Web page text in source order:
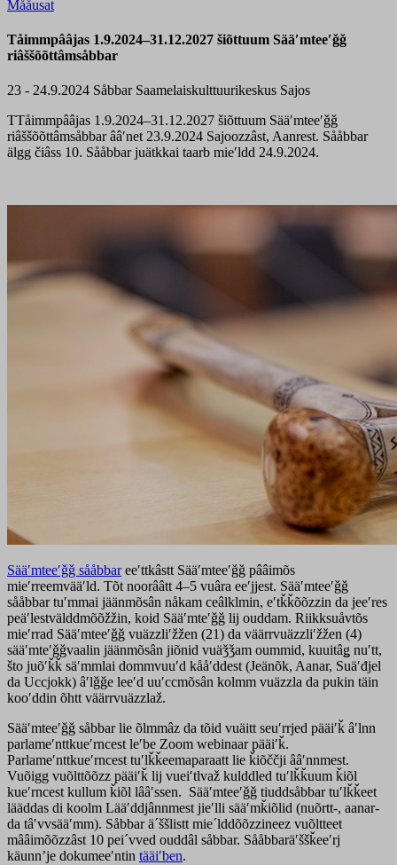
Mååusat
Tåimmpââjas 1.9.2024–31.12.2027 šiõttuum Sääʹmteeʹǧǧ
riâššõõttâmsåbbar
23 - 24.9.2024 Såbbar Saamelaiskulttuurikeskus Sajos
TTåimmpââjas 1.9.2024–31.12.2027 šiõttuum Sääʹmteeʹǧǧ
riâššõõttâmsåbbar ââʹnet 23.9.2024 Sajoozzâst, Aanrest. Sååbbar
älgg čiâss 10. Sååbbar juätkkai taarb mieʹldd 24.9.2024.
Sääʹmteeʹǧǧ sååbbareeʹttkâstt Sääʹmteeʹǧǧ pââimõs
mieʹrreemvääʹld. Tõt noorââtt 4–5 vuâra eeʹjjest. Sääʹmteeʹǧǧ
sååbbar tuʹmmai jäänmõsân nåkam ceâlklmin, eʹtǩǩõõzzin da jeeʹres
peäʹlestvälddmõõžžin, koid Sääʹmteʹǧǧ lij ouddam. Riikksuåvtõs
mieʹrrad Sääʹmteeʹǧǧ vuäzzliʹžžen (21) da väärrvuäzzliʹžžen (4)
sääʹmteʹǧǧvaalin jäänmõsân jiõnid vuäǯǯam oummid, kuuitâǥ nuʹtt,
što juõʹǩǩ säʹmmlai dommvuuʹd kååʹddest (Jeänõk, Aanar, Suäʹđjel
da Uccjokk) âʹlǧǧe leeʹd uuʹccmõsân kolmm vuäzzla da pukin täin
kooʹddin õhtt väärrvuäzzlaž.
Sääʹmteeʹǧǧ såbbar lie õlmmâz da tõid vuäitt seuʹrrjed pääiʹǩ âʹlnn
parlameʹnttkueʹrncest leʹbe Zoom webinaar pääiʹǩ.
Parlameʹnttkueʹrncest tuʹlǩǩeemaparaatt lie ǩiõččji ââʹnnmest.
Vuõigg vuõlttõõzz pääiʹǩ lij vueiʹtlvaž kulddled tuʹlǩǩuum ǩiõl
kueʹrncest kullum ǩiõl lââʹssen. Sääʹmteeʹǧǧ tiuddsåbbar tuʹlǩǩeet
lääddas di koolm Lääʹddjânnmest jieʹlli sääʹmǩiõlid (nuõrtt-, aanar-
da tâʹvvsääʹmm). Såbbar ä´ššlistt mie´lddõõzzineez vuõltteet
mââimõõzzâst 10 pei´vved ouddâl såbbar. Sååbbaräʹššǩeeʹrj
käunnʼje dokumeeʹntin tääiʹben.